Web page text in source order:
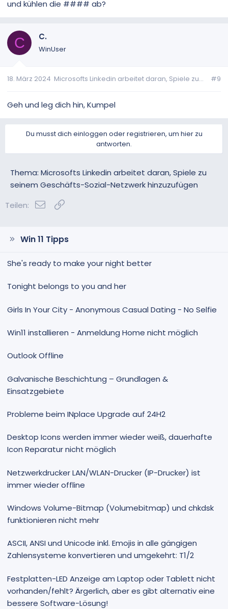
und kühlen die #### ab?
C C.
WinUser
18. März 2024 Microsofts Linkedin arbeitet daran, Spiele zu... #9
Geh und leg dich hin, Kumpel
Du musst dich einloggen oder registrieren, um hier zu
antworten.
Thema: Microsofts Linkedin arbeitet daran, Spiele zu
seinem Geschäfts-Sozial-Netzwerk hinzuzufügen
Teilen:
E-Mail
Win 11 Tipps
She's ready to make your night better
Tonight belongs to you and her
Girls In Your City - Anonymous Casual Dating - No Selfie
Win11 installieren - Anmeldung Home nicht möglich
Outlook Offline
Galvanische Beschichtung – Grundlagen &
Einsatzgebiete
Probleme beim INplace Upgrade auf 24H2
Desktop Icons werden immer wieder weiß, dauerhafte
Icon Reparatur nicht möglich
Netzwerkdrucker LAN/WLAN-Drucker (IP-Drucker) ist
immer wieder offline
Windows Volume-Bitmap (Volumebitmap) und chkdsk
funktionieren nicht mehr
ASCII, ANSI und Unicode inkl. Emojis in alle gängigen
Zahlensysteme konvertieren und umgekehrt: T1/2
Festplatten-LED Anzeige am Laptop oder Tablett nicht
vorhanden/fehlt? Ärgerlich, aber es gibt alternativ eine
bessere Software-Lösung!